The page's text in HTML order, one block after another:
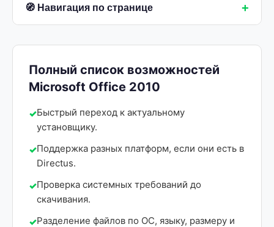
🧭 Навигация по странице +
Полный список возможностей
Microsoft Office 2010
Быстрый переход к актуальному
установщику.
Поддержка разных платформ, если они есть в
Directus.
Проверка системных требований до
скачивания.
Разделение файлов по ОС, языку, размеру и